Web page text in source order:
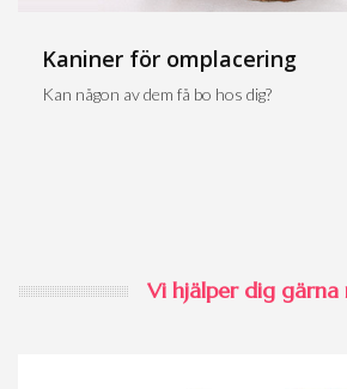
Kaniner för omplacering
Kan någon av dem få bo hos dig?
Vi hjälper dig gärna